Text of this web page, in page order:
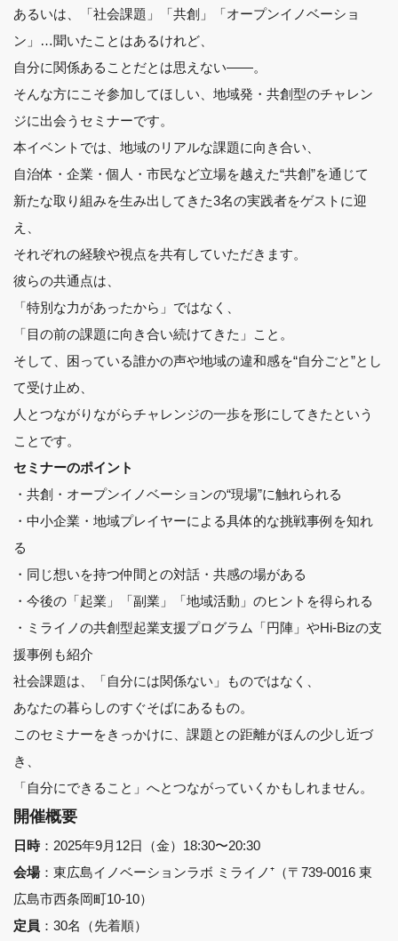
あるいは、「社会課題」「共創」「オープンイノベーショ
ン」…聞いたことはあるけれど、
自分に関係あることだとは思えない——。
そんな方にこそ参加してほしい、地域発・共創型のチャレン
ジに出会うセミナーです。
本イベントでは、地域のリアルな課題に向き合い、
自治体・企業・個人・市民など立場を越えた“共創”を通じて
新たな取り組みを生み出してきた3名の実践者をゲストに迎
え、
それぞれの経験や視点を共有していただきます。
彼らの共通点は、
「特別な力があったから」ではなく、
「目の前の課題に向き合い続けてきた」こと。
そして、困っている誰かの声や地域の違和感を“自分ごと”とし
て受け止め、
人とつながりながらチャレンジの一歩を形にしてきたという
ことです。
セミナーのポイント
・共創・オープンイノベーションの“現場”に触れられる
・中小企業・地域プレイヤーによる具体的な挑戦事例を知れ
る
・同じ想いを持つ仲間との対話・共感の場がある
・今後の「起業」「副業」「地域活動」のヒントを得られる
・ミライノの共創型起業支援プログラム「円陣」やHi-Bizの支
援事例も紹介
社会課題は、「自分には関係ない」ものではなく、
あなたの暮らしのすぐそばにあるもの。
このセミナーをきっかけに、課題との距離がほんの少し近づ
き、
「自分にできること」へとつながっていくかもしれません。
開催概要
日時：2025年9月12日（金）18:30〜20:30
会場：東広島イノベーションラボ ミライノ⁺（〒739-0016 東
広島市西条岡町10-10）
定員 ：30名（先着順）